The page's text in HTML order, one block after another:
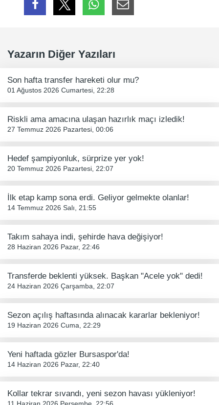
Yazarın Diğer Yazıları
Son hafta transfer hareketi olur mu?
01 Ağustos 2026 Cumartesi, 22:28
Riskli ama amacına ulaşan hazırlık maçı izledik!
27 Temmuz 2026 Pazartesi, 00:06
Hedef şampiyonluk, sürprize yer yok!
20 Temmuz 2026 Pazartesi, 22:07
İlk etap kamp sona erdi. Geliyor gelmekte olanlar!
14 Temmuz 2026 Salı, 21:55
Takım sahaya indi, şehirde hava değişiyor!
28 Haziran 2026 Pazar, 22:46
Transferde beklenti yüksek. Başkan "Acele yok" dedi!
24 Haziran 2026 Çarşamba, 22:07
Sezon açılış haftasında alınacak kararlar bekleniyor!
19 Haziran 2026 Cuma, 22:29
Yeni haftada gözler Bursaspor'da!
14 Haziran 2026 Pazar, 22:40
Kollar tekrar sıvandı, yeni sezon havası yükleniyor!